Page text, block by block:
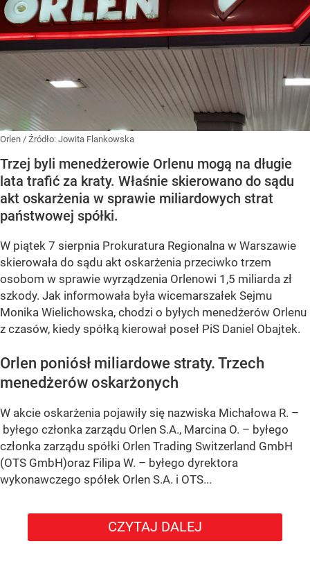
Orlen / Źródło: Jowita Flankowska
Trzej byli menedżerowie Orlenu mogą na długie
lata trafić za kraty. Właśnie skierowano do sądu
akt oskarżenia w sprawie miliardowych strat
państwowej spółki.
W piątek 7 sierpnia Prokuratura Regionalna w Warszawie
skierowała do sądu akt oskarżenia przeciwko trzem
osobom w sprawie wyrządzenia Orlenowi 1,5 miliarda zł
szkody. Jak informowała była wicemarszałek Sejmu
Monika Wielichowska, chodzi o byłych menedżerów Orlenu
z czasów, kiedy spółką kierował poseł PiS Daniel Obajtek.
Orlen poniósł miliardowe straty. Trzech
menedżerów oskarżonych
W akcie oskarżenia pojawiły się nazwiska Michałowa R. –
byłego członka zarządu Orlen S.A., Marcina O. – byłego
członka zarządu spółki Orlen Trading Switzerland GmbH
(OTS GmbH)oraz Filipa W. – byłego dyrektora
wykonawczego spółek Orlen S.A. i OTS...
CZYTAJ DALEJ